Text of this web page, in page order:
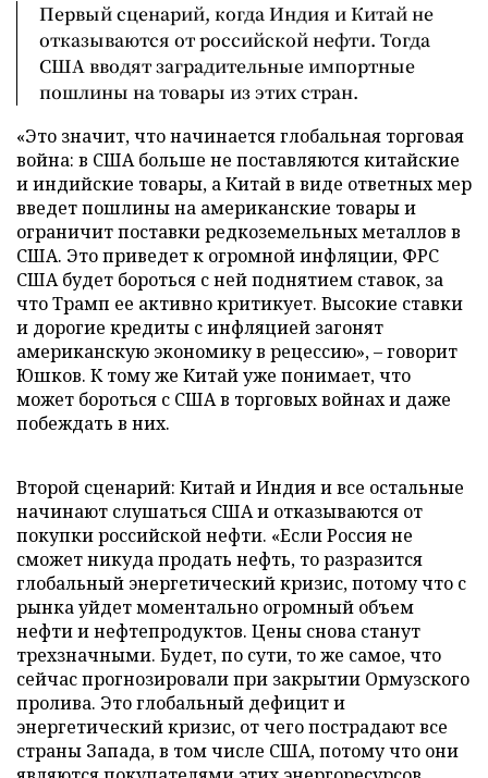
Первый сценарий, когда Индия и Китай не
отказываются от российской нефти. Тогда
США вводят заградительные импортные
пошлины на товары из этих стран.
«Это значит, что начинается глобальная торговая
война: в США больше не поставляются китайские
и индийские товары, а Китай в виде ответных мер
введет пошлины на американские товары и
ограничит поставки редкоземельных металлов в
США. Это приведет к огромной инфляции, ФРС
США будет бороться с ней поднятием ставок, за
что Трамп ее активно критикует. Высокие ставки
и дорогие кредиты с инфляцией загонят
американскую экономику в рецессию», – говорит
Юшков. К тому же Китай уже понимает, что
может бороться с США в торговых войнах и даже
побеждать в них.
Второй сценарий: Китай и Индия и все остальные
начинают слушаться США и отказываются от
покупки российской нефти. «Если Россия не
сможет никуда продать нефть, то разразится
глобальный энергетический кризис, потому что с
рынка уйдет моментально огромный объем
нефти и нефтепродуктов. Цены снова станут
трехзначными. Будет, по сути, то же самое, что
сейчас прогнозировали при закрытии Ормузского
пролива. Это глобальный дефицит и
энергетический кризис, от чего пострадают все
страны Запада, в том числе США, потому что они